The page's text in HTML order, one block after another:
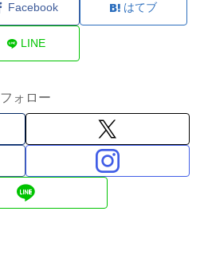
Facebook はてブ
LINE
フォロー